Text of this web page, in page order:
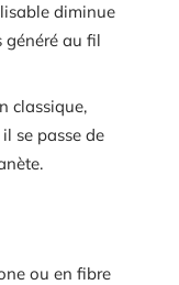
diminue
généré au fil
classique,
se passe de
ou en fibre